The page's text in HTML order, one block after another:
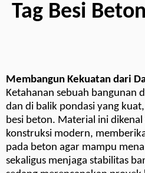
Tag Besi Beton
Membangun Kekuatan dari
Ketahanan sebuah bangunan
dan di balik pondasi yang
besi beton. Material ini
konstruksi modern,
pada beton agar mampu
sekaligus menjaga stabilitas